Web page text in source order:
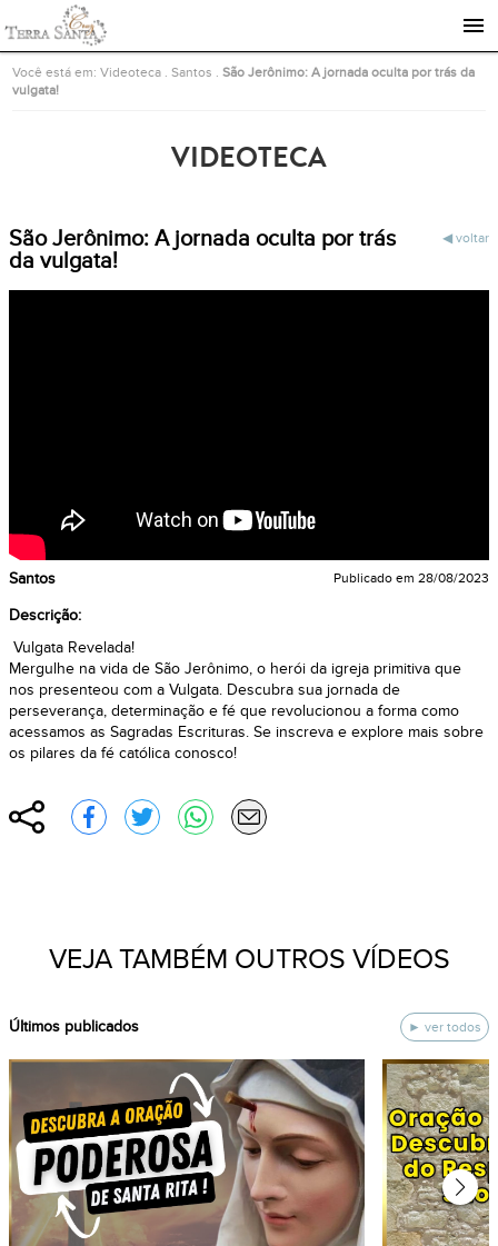
Ir para a página inicial
Você está em:Videoteca .Santos .São Jerônimo: A jornada oculta por trás da
vulgata!
VIDEOTECA
São Jerônimo: A jornada oculta por trás
da vulgata!
voltar
Santos Publicado em 28/08/2023
Descrição:
Vulgata Revelada!
Mergulhe na vida de São Jerônimo, o herói da igreja primitiva que
nos presenteou com a Vulgata. Descubra sua jornada de
perseverança, determinação e fé que revolucionou a forma como
acessamos as Sagradas Escrituras. Se inscreva e explore mais sobre
os pilares da fé católica conosco!
Compartilhar
Compartilhar no Facebook
Compartilhar no Twitter
Compartilhar no WhatsApp
Enviar por e-mail
VEJA TAMBÉM OUTROS VÍDEOS
ÚItimos publicados ver todos